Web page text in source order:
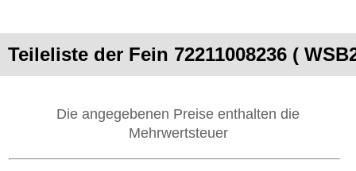
Teileliste der Fein 72211008236 (
Die angegebenen Preise enthalten die
Mehrwertsteuer